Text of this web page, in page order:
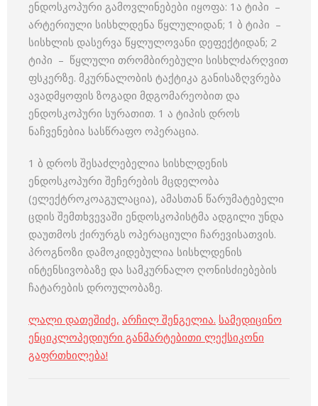
ენდოსკოპური გამოვლინებები იყოფა: 1ა ტიპი –
არტერიული სისხლდენა წყლულიდან; 1 ბ ტიპი –
სისხლის დასერვა წყლულოვანი დეფექტიდან; 2
ტიპი – წყლული თრომბირებული სისხლძარღვით
ფსკერზე. მკურნალობის ტაქტიკა განისაზღვრება
ავადმყოფის ზოგადი მდგომარეობით და
ენდოსკოპური სურათით. 1 ა ტიპის დროს
ნაჩვენებია სასწრაფო ოპერაცია.
1 ბ დროს შესაძლებელია სისხლდენის
ენდოსკოპური შეჩერების მცდელობა
(ელექტროკოაგულაცია), ამასთან წარუმატებელი
ცდის შემთხვევაში ენდოსკოპისტმა ადგილი უნდა
დაუთმოს ქირურგს ოპერაციული ჩარევისათვის.
პროგნოზი დამოკიდებულია სისხლდენის
ინტენსივობაზე და სამკურნალო ღონისძიებების
ჩატარების დროულობაზე.
ლალი დათეშიძე, არჩილ შენგელია. სამედიცინო
ენციკლოპედიური განმარტებითი ლექსიკონი
გაფრთხილება!